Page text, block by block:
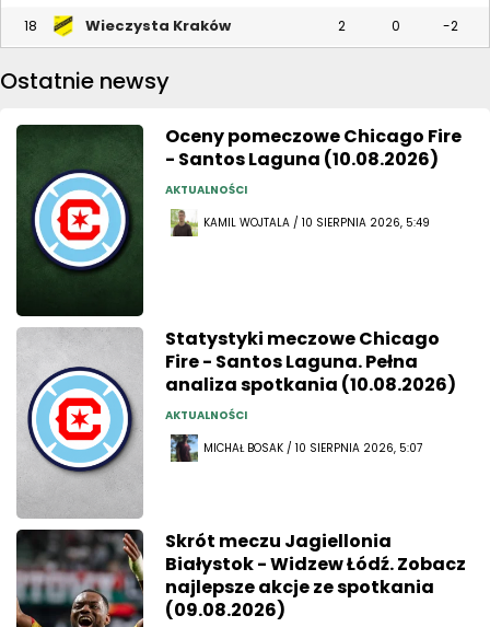
18 Wieczysta Kraków 2 0 -2
Ostatnie newsy
Oceny pomeczowe Chicago Fire
- Santos Laguna (10.08.2026)
AKTUALNOŚCI
KAMIL WOJTALA / 10 SIERPNIA 2026, 5:49
Statystyki meczowe Chicago
Fire - Santos Laguna. Pełna
analiza spotkania (10.08.2026)
AKTUALNOŚCI
MICHAŁ BOSAK / 10 SIERPNIA 2026, 5:07
Skrót meczu Jagiellonia
Białystok - Widzew Łódź. Zobacz
najlepsze akcje ze spotkania
(09.08.2026)